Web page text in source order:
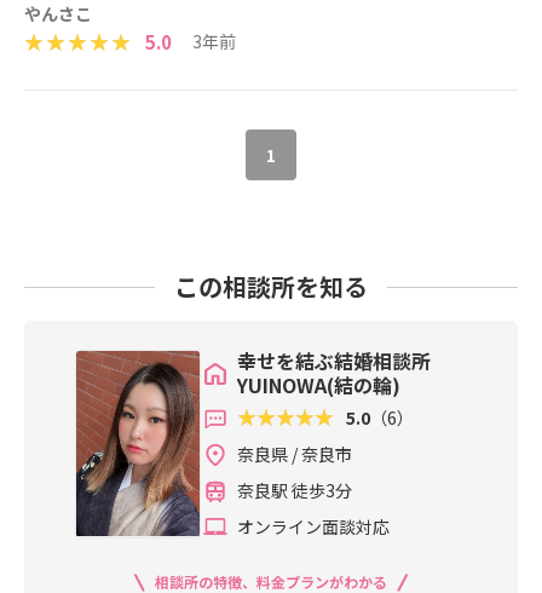
やんさこ
5.0 3年前
1
この相談所を知る
幸せを結ぶ結婚相談所
YUINOWA(結の輪)
5.0 （6）
奈良県 / 奈良市
奈良駅 徒歩3分
オンライン面談対応
相談所の特徴、料金プランがわかる